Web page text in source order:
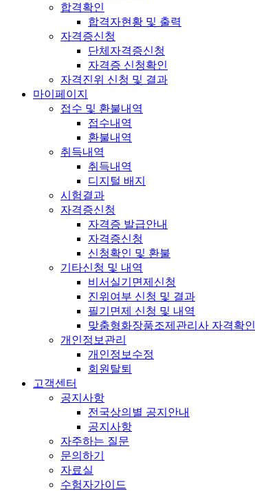
합격확인
합격자현황 및 출력
자격증신청
단체자격증신청
자격증 신청확인
자격진위 신청 및 결과
마이페이지
접수 및 환불내역
접수내역
환불내역
취득내역
취득내역
디지털 배지
시험결과
자격증신청
자격증 발급안내
자격증신청
신청확인 및 환불
기타신청 및 내역
비서실기면제신청
진위여부 신청 및 결과
필기면제 신청 및 내역
맞춤형화장품조제관리사 자격확인
개인정보관리
개인정보수정
회원탈퇴
고객센터
공지사항
전국상의별 공지안내
공지사항
자주하는 질문
문의하기
자료실
수험자가이드